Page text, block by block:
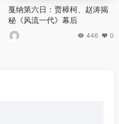
戛纳第六日：贾樟柯、赵涛揭
秘《风流一代》幕后
446 0